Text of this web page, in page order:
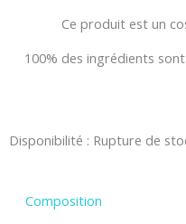
Ce produit est un
100% des ingrédients
Disponibilité : Rupture de
Composition